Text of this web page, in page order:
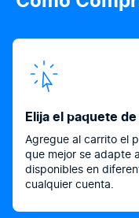
Elija el paquete
Agregue al carrito el
que mejor se adapte
disponibles en
cualquier cuenta.